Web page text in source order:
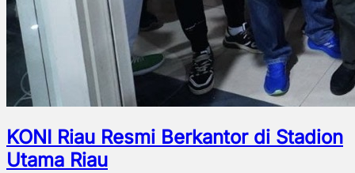
KONI Riau Resmi Berkantor di Stadion
Utama Riau